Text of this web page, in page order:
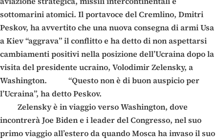
sottomarini atomici. Il portavoce del Cremlino, Dmitri
Peskov, ha avvertito che una nuova consegna di armi Usa
a Kiev “aggrava” il conflitto e ha detto di non aspettarsi
cambiamenti positivi nella posizione dell’Ucraina dopo la
visita del presidente ucraino, Volodimir Zelensky, a
Washington. “Questo non è di buon auspicio per
l’Ucraina”, ha detto Peskov.
Zelensky è in viaggio verso Washington, dove
incontrerà Joe Biden e i leader del Congresso, nel suo
primo viaggio all’estero da quando Mosca ha invaso il suo